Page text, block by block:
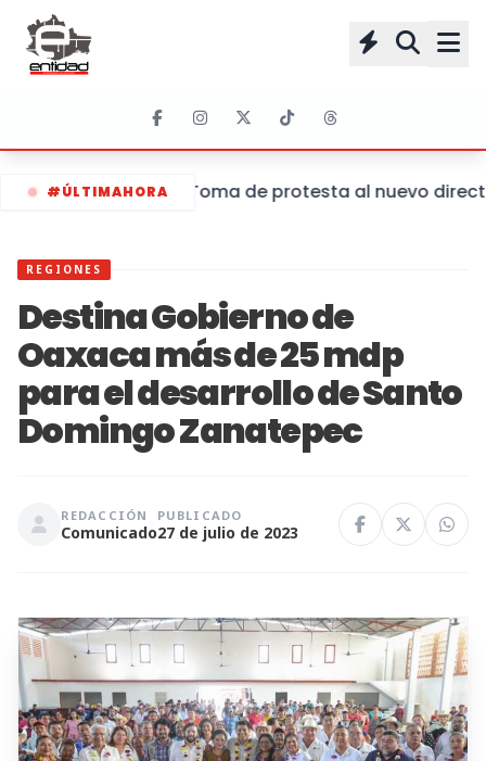
#ÚLTIMAHORA Toma de protesta al nuevo
REGIONES
Destina Gobierno de
Oaxaca más de 25 mdp
para el desarrollo de Santo
Domingo Zanatepec
REDACCIÓN
Comunicado
PUBLICADO
27 de julio de 2023